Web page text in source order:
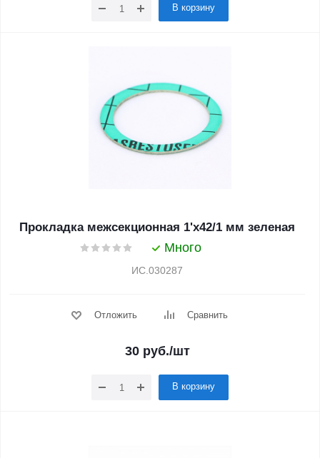
В корзину
Прокладка межсекционная 1'х42/1 мм зеленая
Много
ИС.030287
Отложить Сравнить
30 руб./шт
В корзину